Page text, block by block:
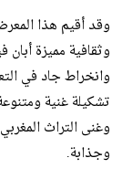
وقد أقيم هذا
وثقافية مميزة
وانخراط جاد في
تشكيلة غنية
وغنى التراث
وجذابة.